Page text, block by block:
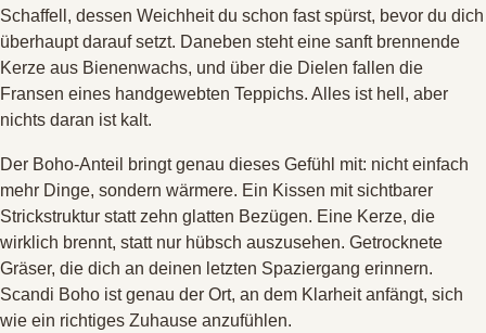
Schaffell, dessen Weichheit du schon fast spürst, bevor du dich
überhaupt darauf setzt. Daneben steht eine sanft brennende
Kerze aus Bienenwachs, und über die Dielen fallen die
Fransen eines handgewebten Teppichs. Alles ist hell, aber
nichts daran ist kalt.
Der Boho-Anteil bringt genau dieses Gefühl mit: nicht einfach
mehr Dinge, sondern wärmere. Ein Kissen mit sichtbarer
Strickstruktur statt zehn glatten Bezügen. Eine Kerze, die
wirklich brennt, statt nur hübsch auszusehen. Getrocknete
Gräser, die dich an deinen letzten Spaziergang erinnern.
Scandi Boho ist genau der Ort, an dem Klarheit anfängt, sich
wie ein richtiges Zuhause anzufühlen.